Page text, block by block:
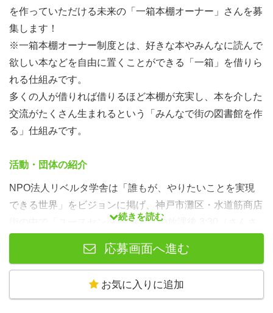
を作っていただける未来の「一箱本棚オーナー」さんを募
集します！
※一箱本棚オーナー制度とは、好きな本やみんなに読んで
欲しい本などを自由に置くことができる「一箱」を借りら
れる仕組みです。
多くの人が借りれば借りるほど本棚が充実し、本を介した
交流がたくさん生まれるという「みんなで街の図書館を作
る」仕組みです。
活動・団体の紹介
NPO法人リベルタ学舎は「誰もが、やりたいことを実現
できる世界」をビジョンに掲げ、神戸市灘区・水道筋商店
街の中で「ユースセンター みんなの放課後 3:30（さんさ
3:30は、中高生が放課後を自分たちの手でつくっていくた
めの居場所です。やりたいことがあってもなくても、ただ
「帰れる場所」として、火・木曜日の15:30〜20:00、土曜
続きを読む
応募画面へ進む
お気に入りに追加